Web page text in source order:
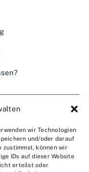
wir Technologien
und/oder darauf
zustimmst, können wir
IDs auf dieser Website
erteilst oder